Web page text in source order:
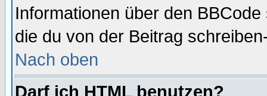
Informationen über den
die du von der Beitrag
Nach oben
Darf ich HTML benutzen?